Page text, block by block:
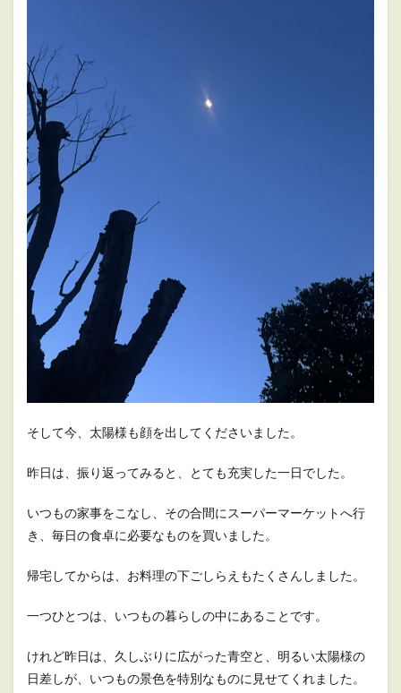
そして今、太陽様も顔を出してくださいました。
昨日は、振り返ってみると、とても充実した一日でした。
いつもの家事をこなし、その合間にスーパーマーケットへ行
き、毎日の食卓に必要なものを買いました。
帰宅してからは、お料理の下ごしらえもたくさんしました。
一つひとつは、いつもの暮らしの中にあることです。
けれど昨日は、久しぶりに広がった青空と、明るい太陽様の
日差しが、いつもの景色を特別なものに見せてくれました。